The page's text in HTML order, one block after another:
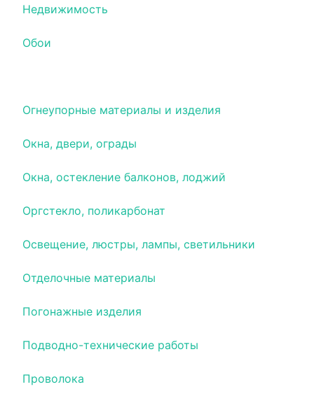
Недвижимость
Обои
Огнеупорные материалы и изделия
Окна, двери, ограды
Окна, остекление балконов, лоджий
Оргстекло, поликарбонат
Освещение, люстры, лампы, светильники
Отделочные материалы
Погонажные изделия
Подводно-технические работы
Проволока